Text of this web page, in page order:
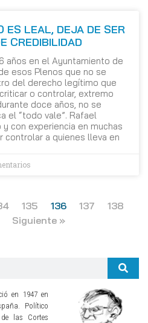
ES LEAL, DEJA DE SER
CREDIBILIDAD
años en el Ayuntamiento de
esos Plenos que no se
del derecho legítimo que
o controlar, extremo
doce años, no se
el “todo vale”. Rafael
con experiencia en muchas
controlar a quienes lleva en
135 136 137
138
Siguiente »
en 1947 en
Político
las Cortes